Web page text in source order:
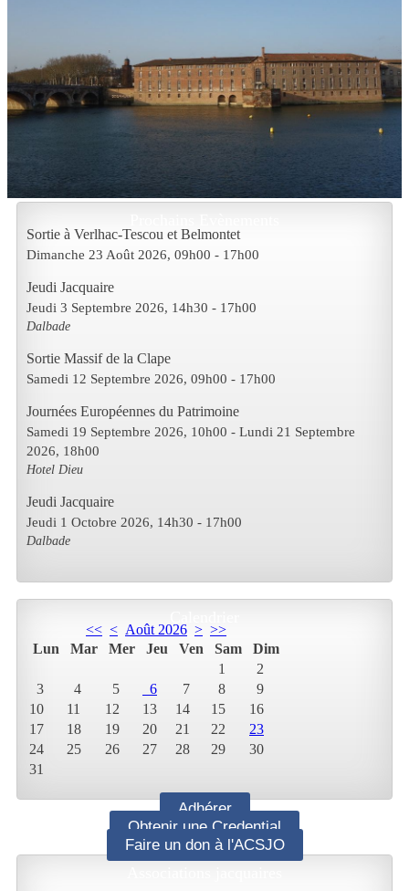
Sortie à Verlhac-Tescou et Belmontet
Dimanche 23 Août 2026, 09h00 - 17h00
Jeudi Jacquaire
Jeudi 3 Septembre 2026, 14h30 - 17h00
Dalbade
Sortie Massif de la Clape
Samedi 12 Septembre 2026, 09h00 - 17h00
Journées Européennes du Patrimoine
Samedi 19 Septembre 2026, 10h00 - Lundi 21 Septembre
2026, 18h00
Hotel Dieu
Jeudi Jacquaire
Jeudi 1 Octobre 2026, 14h30 - 17h00
Dalbade
<< < Août 2026 > >>
Lun
Mar Mer Jeu Ven Sam
Dim
1
2
3
4 5 6 7 8
9
10
11 12 13 14 15
16
17
18 19 20 21 22
23
24
25 26 27 28 29
30
31
Adhérer
Obtenir une Credential
Faire un don à l'ACSJO